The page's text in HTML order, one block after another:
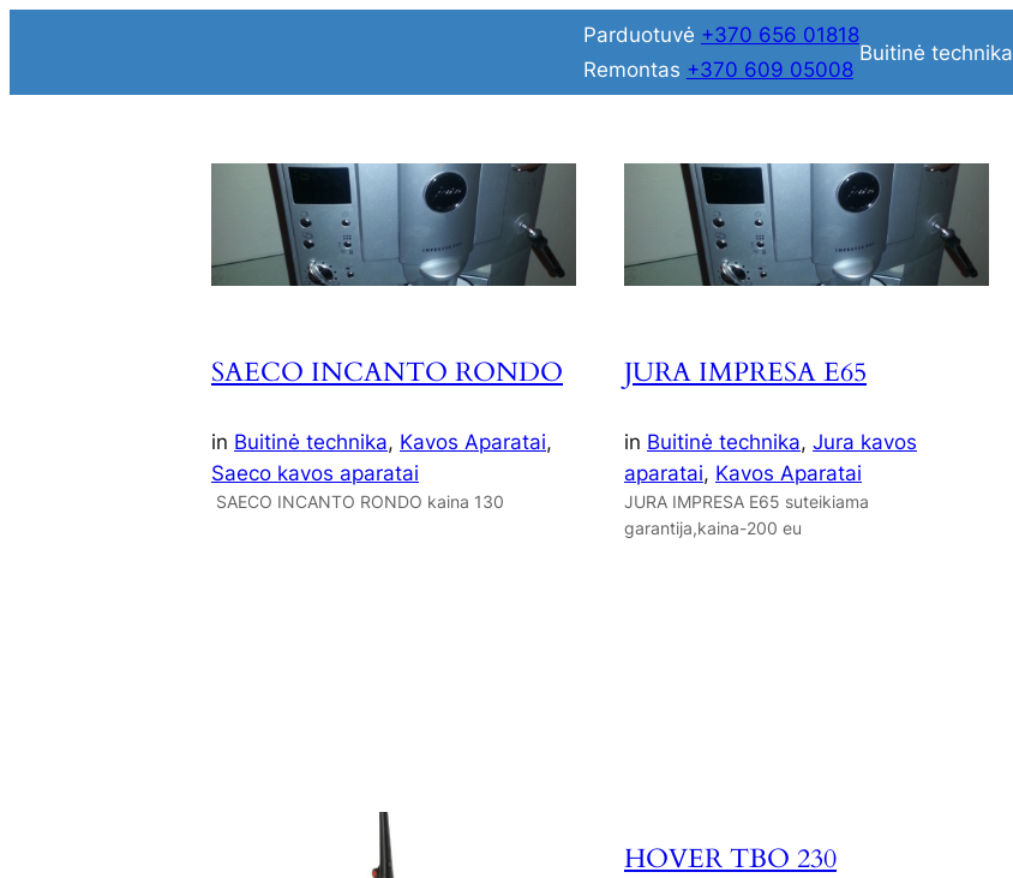
Parduotuvė +370 656 01818
Remontas +370 609 05008
Buitinė technika
SAECO INCANTO RONDO
in Buitinė technika, Kavos Aparatai
Saeco kavos aparatai
SAECO INCANTO RONDO kaina 130
JURA IMPRESA E65
in Buitinė technika, Jura kavos
aparatai, Kavos Aparatai
JURA IMPRESA E65 suteikiama
garantija,kaina-200 eu
HOVER TBO 230